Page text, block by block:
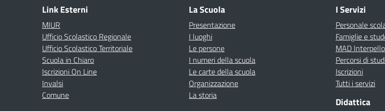
Link Esterni
MIUR
Ufficio Scolastico Regionale
Ufficio Scolastico Territoriale
Scuola in Chiaro
Iscrizioni On Line
Invalsi
Comune
La Scuola
Presentazione
I luoghi
Le persone
I numeri della scuola
Le carte della scuola
Organizzazione
La storia
I Servizi
Personale
Famiglie e
MAD Interpello
Percorsi di
Iscrizioni
Tutti i servizi
Didattica